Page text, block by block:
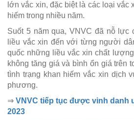
lớn vắc xin, đặc biệt là các loại vắc
hiếm trong nhiều năm.
Suốt 5 năm qua, VNVC đã nỗ lực
liều vắc xin đến với từng người
quốc những liều vắc xin chất
không tăng giá và bình ổn giá trên
tình trạng khan hiếm vắc xin dịch
phương.
⇒ VNVC tiếp tục được vinh danh
2023